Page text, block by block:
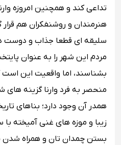
تداعی کند و همچنین امروزه
هنرمندان و روشنفکران هم قرار
سلیقه ‌ای قطعا جذاب و دوست
مردم این شهر را به عنوان
بشناسند، اما واقعیت این است
منحصر به فرد وارنا گزینه‌ های
همدر آن وجود دارد؛ بناهای
زیبا و موزه های غنی آمیخته
بستن چمدان تان و همراه شدن